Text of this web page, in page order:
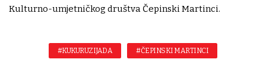
Kulturno-umjetničkog društva Čepinski Martinci.
#KUKURUZIJADA #ČEPINSKI MARTINCI